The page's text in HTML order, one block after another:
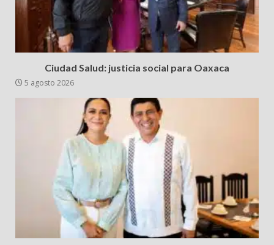
Ciudad Salud: justicia social para Oaxaca
5 agosto 2026